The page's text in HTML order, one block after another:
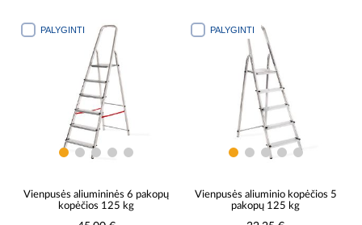
PALYGINTI
Vienpusės aliumininės 6 pakopų
kopėčios 125 kg
PALYGINTI
Vienpusės aliuminio kopėčios 5
pakopų 125 kg